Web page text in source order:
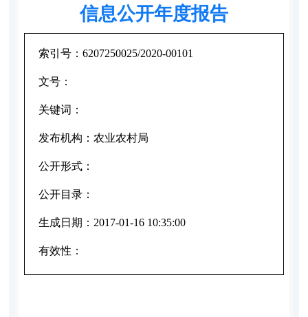
信息公开年度报告
索引号： 6207250025/2020-00101
文号：
关键词：
发布机构： 农业农村局
公开形式：
公开目录：
生成日期： 2017-01-16 10:35:00
有效性：